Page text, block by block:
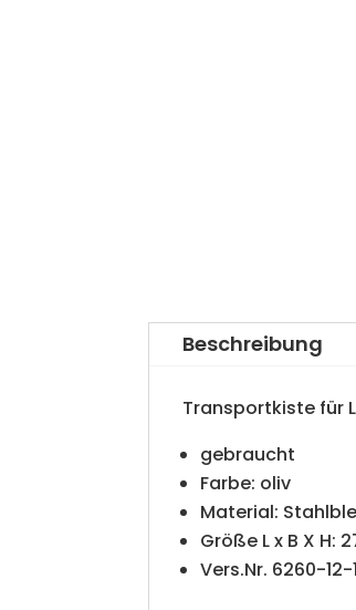
Beschreibung
Transportkiste für
gebraucht
Farbe: oliv
Material:
Größe L x B X H:
Vers.Nr. 6260-